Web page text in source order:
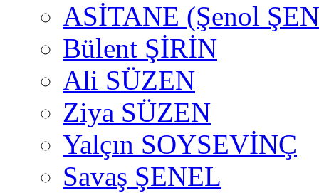
ASİTANE (Şenol
Bülent ŞİRİN
Ali SÜZEN
Ziya SÜZEN
Yalçın SOYSEVİNÇ
Savaş ŞENEL